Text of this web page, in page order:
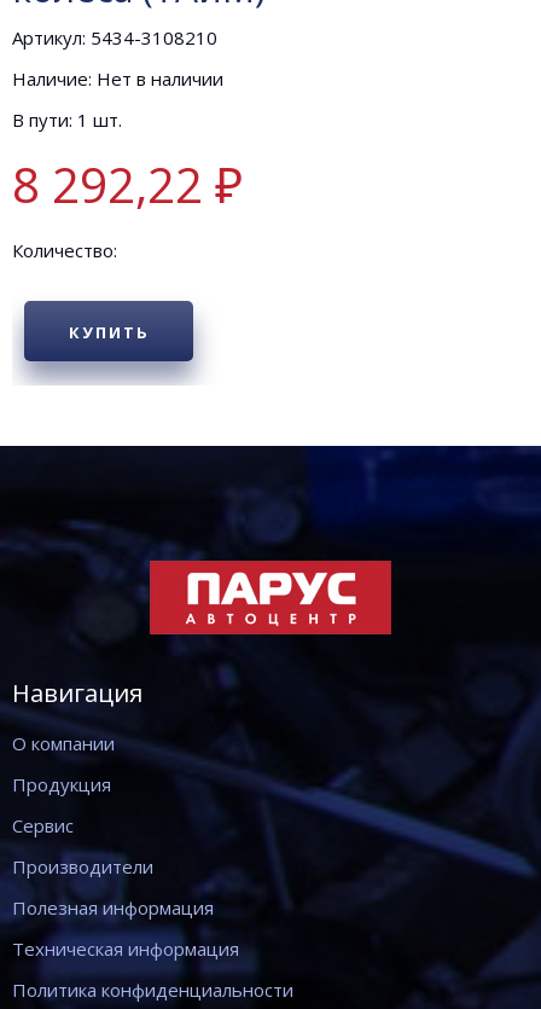
Артикул: 5434-3108210
Наличие: Нет в наличии
В пути: 1 шт.
8 292,22 ₽
Количество:
КУПИТЬ
Навигация
О компании
Продукция
Сервис
Производители
Полезная информация
Техническая информация
Политика конфиденциальности